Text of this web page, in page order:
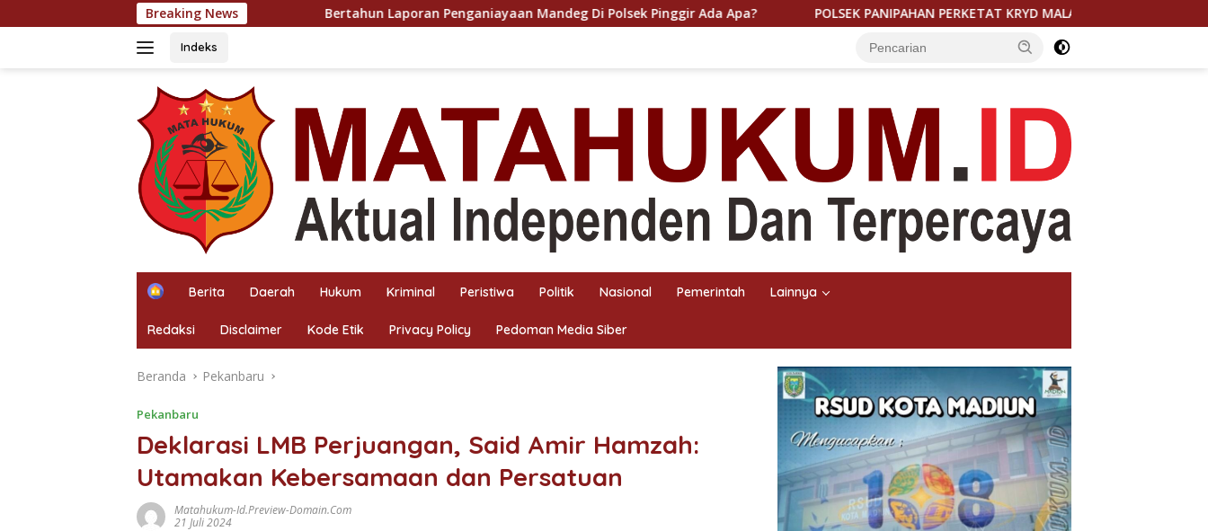
ke
Breaking News
Bertahun Laporan Penganiayaan Mandeg Di Polsek Pinggir Ada Apa? POLSEK PANIPAHAN PERKETAT KRYD MALAM HARI, PATROLI PRESISI HADIR JAGA
Indeks
H
m
e
Berita Daerah Hukum Kriminal Peristiwa Politik Nasional Pemerintah Lainnya
Redaksi Disclaimer Kode Etik Privacy Policy Pedoman Media Siber
Beranda Pekanbaru
Pekanbaru
Deklarasi LMB Perjuangan, Said Amir Hamzah:
Utamakan Kebersamaan dan Persatuan
Matahukum-Id.preview-Domain.com
21 Juli 2024